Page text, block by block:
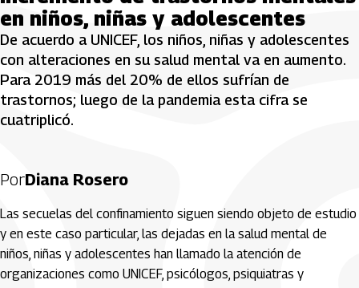
en niños, niñas y adolescentes
De acuerdo a UNICEF, los niños, niñas y adolescentes
con alteraciones en su salud mental va en aumento.
Para 2019 más del 20% de ellos sufrían de
trastornos; luego de la pandemia esta cifra se
cuatriplicó.
PorDiana Rosero
Las secuelas del confinamiento siguen siendo objeto de estudio
y en este caso particular, las dejadas en la salud mental de
niños, niñas y adolescentes han llamado la atención de
organizaciones como UNICEF, psicólogos, psiquiatras y